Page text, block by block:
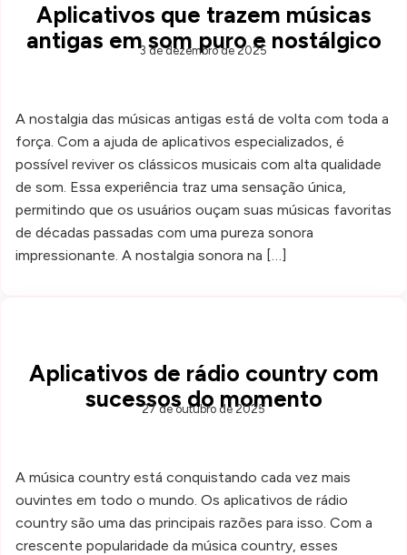
Aplicativos que trazem músicas
antigas em som puro e nostálgico
3 de dezembro de 2025
A nostalgia das músicas antigas está de volta com toda a
força. Com a ajuda de aplicativos especializados, é
possível reviver os clássicos musicais com alta qualidade
de som. Essa experiência traz uma sensação única,
permitindo que os usuários ouçam suas músicas favoritas
de décadas passadas com uma pureza sonora
impressionante. A nostalgia sonora na […]
Aplicativos de rádio country com
sucessos do momento
27 de outubro de 2025
A música country está conquistando cada vez mais
ouvintes em todo o mundo. Os aplicativos de rádio
country são uma das principais razões para isso. Com a
crescente popularidade da música country, esses